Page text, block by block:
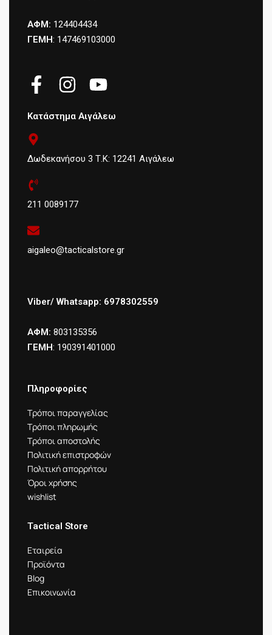
ΑΦΜ: 124404434
ΓΕΜΗ: 147469103000
Κατάστημα Αιγάλεω
Δωδεκανήσου 3 Τ.Κ: 12241 Αιγάλεω
211 0089177
aigaleo@tacticalstore.gr
Viber/ Whatsapp: 6978302559
ΑΦΜ: 803135356
ΓΕΜΗ: 190391401000
Πληροφορίες
Τρόποι παραγγελίας
Τρόποι πληρωμής
Τρόποι αποστολής
Πολιτική επιστροφών
Πολιτική απορρήτου
Όροι χρήσης
wishlist
Tactical Store
Εταιρεία
Προϊόντα
Blog
Επικοινωνία